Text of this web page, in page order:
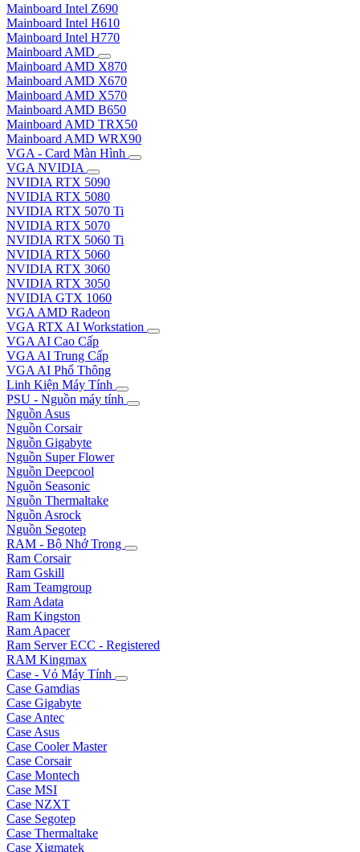
Mainboard Intel Z690
Mainboard Intel H610
Mainboard Intel H770
Mainboard AMD
Mainboard AMD X870
Mainboard AMD X670
Mainboard AMD X570
Mainboard AMD B650
Mainboard AMD TRX50
Mainboard AMD WRX90
VGA - Card Màn Hình
VGA NVIDIA
NVIDIA RTX 5090
NVIDIA RTX 5080
NVIDIA RTX 5070 Ti
NVIDIA RTX 5070
NVIDIA RTX 5060 Ti
NVIDIA RTX 5060
NVIDIA RTX 3060
NVIDIA RTX 3050
NVIDIA GTX 1060
VGA AMD Radeon
VGA RTX AI Workstation
VGA AI Cao Cấp
VGA AI Trung Cấp
VGA AI Phổ Thông
Linh Kiện Máy Tính
PSU - Nguồn máy tính
Nguồn Asus
Nguồn Corsair
Nguồn Gigabyte
Nguồn Super Flower
Nguồn Deepcool
Nguồn Seasonic
Nguồn Thermaltake
Nguồn Asrock
Nguồn Segotep
RAM - Bộ Nhớ Trong
Ram Corsair
Ram Gskill
Ram Teamgroup
Ram Adata
Ram Kingston
Ram Apacer
Ram Server ECC - Registered
RAM Kingmax
Case - Vỏ Máy Tính
Case Gamdias
Case Gigabyte
Case Antec
Case Asus
Case Cooler Master
Case Corsair
Case Montech
Case MSI
Case NZXT
Case Segotep
Case Thermaltake
Case Xigmatek